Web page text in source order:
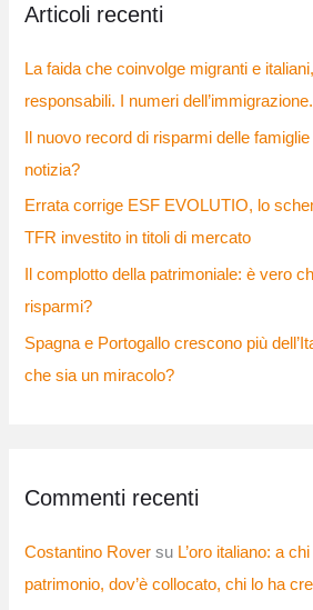
a
Articoli recenti
La faida che coinvolge migranti e
responsabili. I numeri dell’immigrazione.
Il nuovo record di risparmi delle
notizia?
Errata corrige ESF EVOLUTIO, lo
TFR investito in titoli di mercato
Il complotto della patrimoniale: è vero
risparmi?
Spagna e Portogallo crescono più
che sia un miracolo?
Commenti recenti
Costantino Rover su L’oro italiano: a
patrimonio, dov’è collocato, chi lo ha